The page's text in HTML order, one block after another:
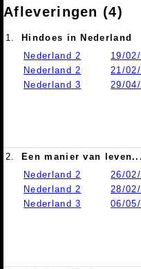
Afleveringen (4)
1.
Hindoes in Nederland
Nederland 2
19/
Nederland 2
21/
Nederland 3
29/
2.
Een manier van leven...
Nederland 2
26/
Nederland 2
28/
Nederland 3
06/